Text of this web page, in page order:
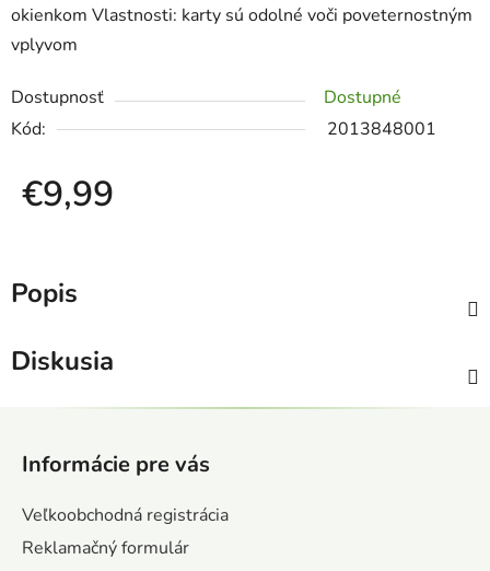
okienkom Vlastnosti: karty sú odolné voči poveternostným
vplyvom
Dostupnosť
Dostupné
Kód:
2013848001
€9,99
Popis
Diskusia
Informácie pre vás
Veľkoobchodná registrácia
Reklamačný formulár